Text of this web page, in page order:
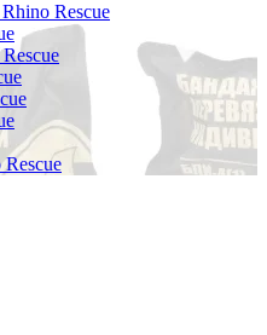
Rescue